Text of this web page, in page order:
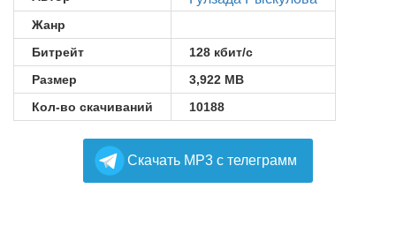
Жанр
Битрейт
128 кбит/с
Размер
3,922 MB
Кол-во скачиваний
10188
Cкачать MP3 с телеграмм